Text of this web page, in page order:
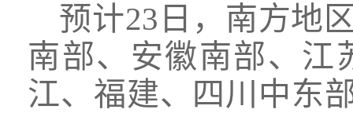
预计23日，南方地
南部、安徽南部、江
江、福建、四川中东